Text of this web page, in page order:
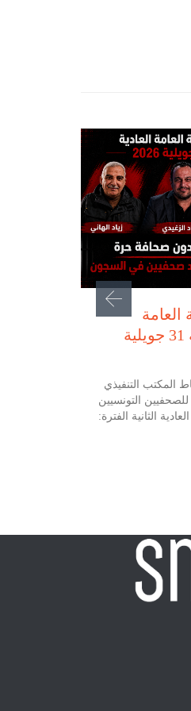
العامة
العادية الثانية 31 جويلية
المكتب التنفيذي
للصحفيين التونسيين
الثانية الفترة: